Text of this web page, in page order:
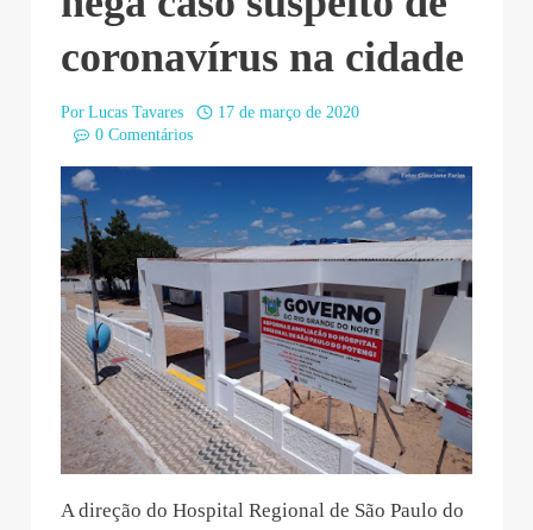
coronavírus na cidade
Por Lucas Tavares
17 de março de 2020
0 Comentários
A direção do Hospital Regional de São Paulo do